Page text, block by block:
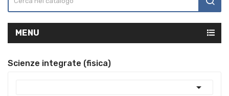
MENU
Scienze integrate (fisica)
